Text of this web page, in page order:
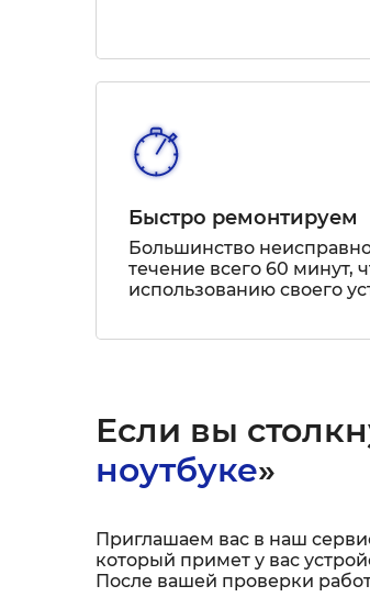
Быстро ремонтируем
Большинство
течение всего 60 минут,
использованию своего
Если вы
ноутбуке»
Приглашаем вас в наш
который примет у вас
После вашей проверки